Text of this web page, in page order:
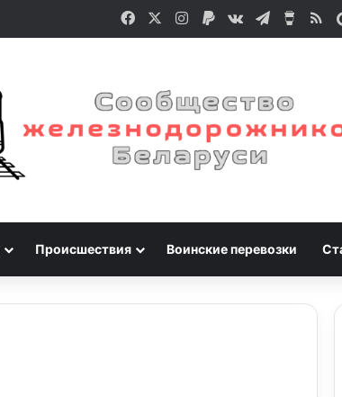
FacebookInstagram
Paypalvk.com
Telegram
Buy
Происшествия Воинские перевозки